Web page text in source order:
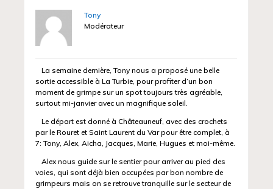
Tony
Modérateur
La semaine dernière, Tony nous a proposé une belle
sortie accessible à La Turbie, pour profiter d’un bon
moment de grimpe sur un spot toujours très agréable,
surtout mi-janvier avec un magnifique soleil.
Le départ est donné à Châteauneuf, avec des crochets
par le Rouret et Saint Laurent du Var pour être complet, à
7: Tony, Alex, Aicha, Jacques, Marie, Hugues et moi-même.
Alex nous guide sur le sentier pour arriver au pied des
voies, qui sont déjà bien occupées par bon nombre de
grimpeurs mais on se retrouve tranquille sur le secteur de